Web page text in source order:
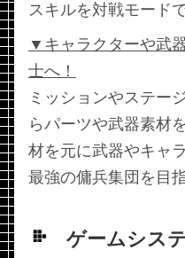
スキルを対戦モード
▼キャラクターや武
士へ！
ミッションやステー
らパーツや武器素材
材を元に武器やキャ
最強の傭兵集団を目
ゲームシス